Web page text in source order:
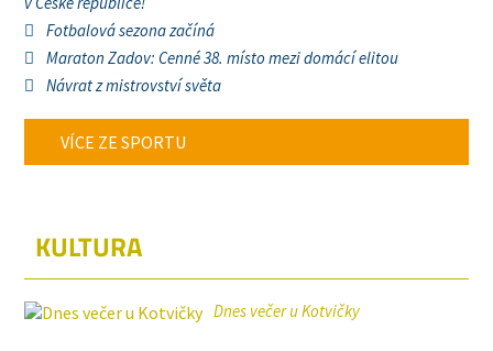
Fotbalová sezona začíná
Maraton Zadov: Cenné 38. místo mezi domácí elitou
Návrat z mistrovství světa
VÍCE ZE SPORTU
KULTURA
Dnes večer u Kotvičky